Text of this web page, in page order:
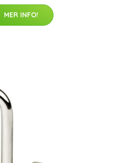
MER INFO!